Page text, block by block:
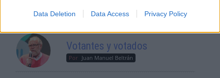
Data Deletion Data Access Privacy Policy
María Comesaña
Votantes y votados
Por Juan Manuel Beltrán